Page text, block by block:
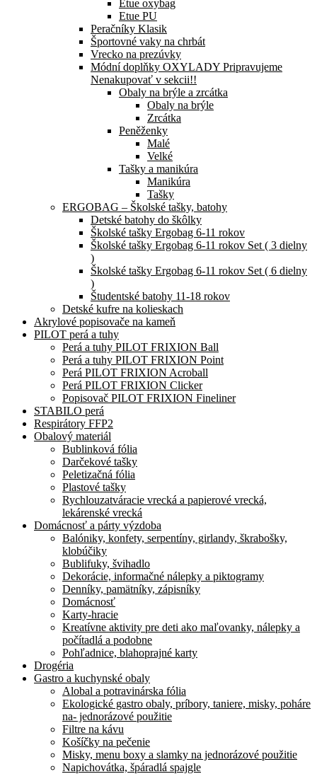
Etue oxybag
Etue PU
Peračníky Klasik
Športovné vaky na chrbát
Vrecko na prezúvky
Módní doplňky OXYLADY Pripravujeme
Nenakupovať v sekcii!!
Obaly na brýle a zrcátka
Obaly na brýle
Zrcátka
Peněženky
Malé
Velké
Tašky a manikúra
Manikúra
Tašky
ERGOBAG – Školské tašky, batohy
Detské batohy do škôlky
Školské tašky Ergobag 6-11 rokov
Školské tašky Ergobag 6-11 rokov Set ( 3 dielny
)
Školské tašky Ergobag 6-11 rokov Set ( 6 dielny
)
Študentské batohy 11-18 rokov
Detské kufre na kolieskach
Akrylové popisovače na kameň
PILOT perá a tuhy
Perá a tuhy PILOT FRIXION Ball
Perá a tuhy PILOT FRIXION Point
Perá PILOT FRIXION Acroball
Perá PILOT FRIXION Clicker
Popisovač PILOT FRIXION Fineliner
STABILO perá
Respirátory FFP2
Obalový materiál
Bublinková fólia
Darčekové tašky
Peletizačná fólia
Plastové tašky
Rychlouzatváracie vrecká a papierové vrecká,
lekárenské vrecká
Domácnosť a párty výzdoba
Balóniky, konfety, serpentíny, girlandy, škrabošky,
klobúčiky
Bublifuky, švihadlo
Dekorácie, informačné nálepky a piktogramy
Denníky, pamätníky, zápisníky
Domácnosť
Karty-hracie
Kreatívne aktivity pre deti ako maľovanky, nálepky a
počítadlá a podobne
Pohľadnice, blahoprajné karty
Drogéria
Gastro a kuchynské obaly
Alobal a potravinárska fólia
Ekologické gastro obaly, príbory, taniere, misky, poháre
na- jednorázové použitie
Filtre na kávu
Košíčky na pečenie
Misky, menu boxy a slamky na jednorázové použitie
Napichovátka, špáradlá spajgle